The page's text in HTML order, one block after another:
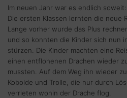
Im neuen Jahr war es endlich soweit:
Die ersten Klassen lernten die neue
Lange vorher wurde das Plus
und so konnten die Kinder sich nun
stürzen. Die Kinder machten eine
einen entflohenen Drachen wieder
mussten. Auf dem Weg ihn wieder
Kobolde und Trolle, die nur durch
verrieten wohin der Drache flog.